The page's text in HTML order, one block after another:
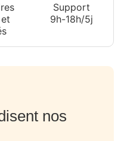
Support
9h-18h/5j
nos